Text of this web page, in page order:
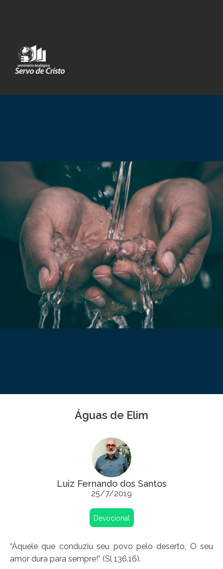
Águas de Elim
Luiz Fernando dos Santos
25/7/2019
Devocional
“Àquele que conduziu seu povo pelo deserto, O seu
amor dura para sempre!” (Sl 136.16).